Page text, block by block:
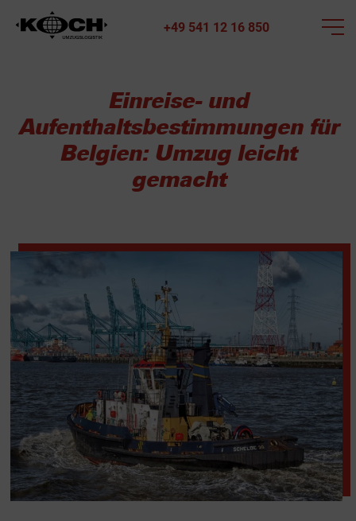
+49 541 12 16 850
Einreise- und
Aufenthaltsbestimmungen für
Belgien: Umzug leicht
gemacht